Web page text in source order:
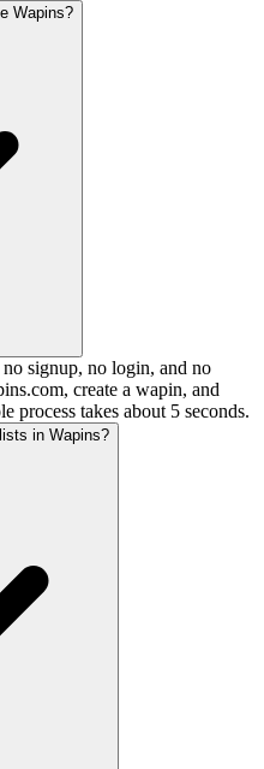
Wapins?
signup, no login, and no
create a wapin, and
process takes about 5 seconds.
in Wapins?